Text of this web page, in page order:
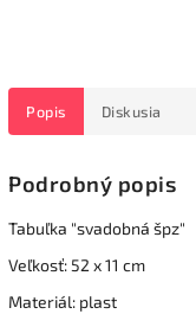
Popis Diskusia
Podrobný popis
Tabuľka "svadobná špz"
Veľkosť: 52 x 11 cm
Materiál: plast